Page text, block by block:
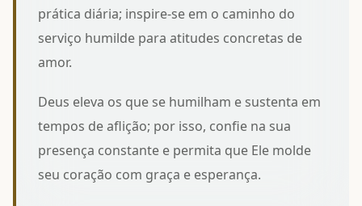
prática diária; inspire-se em o caminho do
serviço humilde para atitudes concretas de
amor.
Deus eleva os que se humilham e sustenta em
tempos de aflição; por isso, confie na sua
presença constante e permita que Ele molde
seu coração com graça e esperança.